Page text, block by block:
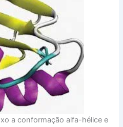
a conformação alfa-hélice e